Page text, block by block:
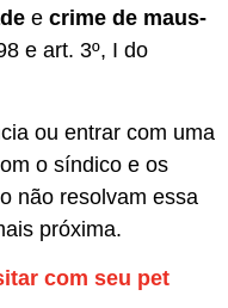
e crime de maus-
e art. 3º, I do
ou entrar com uma
o síndico e os
não resolvam essa
próxima.
com seu pet